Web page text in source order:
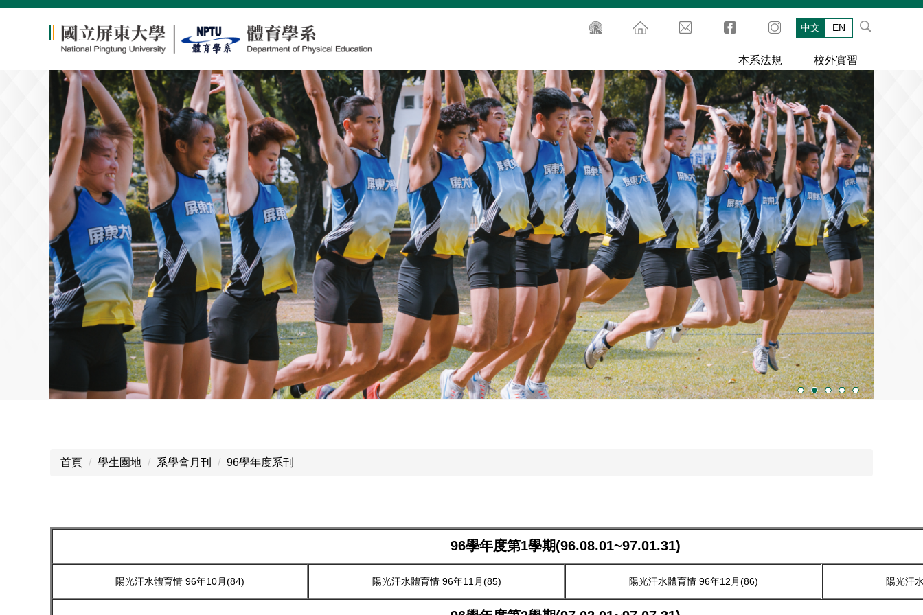
跳
中文 EN
本系法規 校外實習
首頁 學生園地 系學會月刊 96學年度系刊
96學年度第1學期(96.08.01~97.01.31)
陽光汗水體育情 96年10月(84) 陽光汗水體育情 96年11月(85) 陽光汗水體育情 96年12月(86) 陽光汗